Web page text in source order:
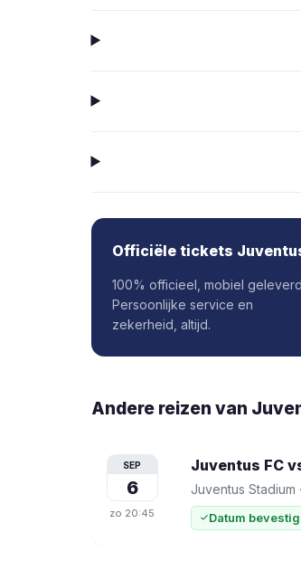
Officiële tickets
100% officieel, mobiel
Persoonlijke service en
zekerheid, altijd.
Andere reizen van
SEP
6
zo 20:45
Juventus FC
Juventus Stadium ·
Datum